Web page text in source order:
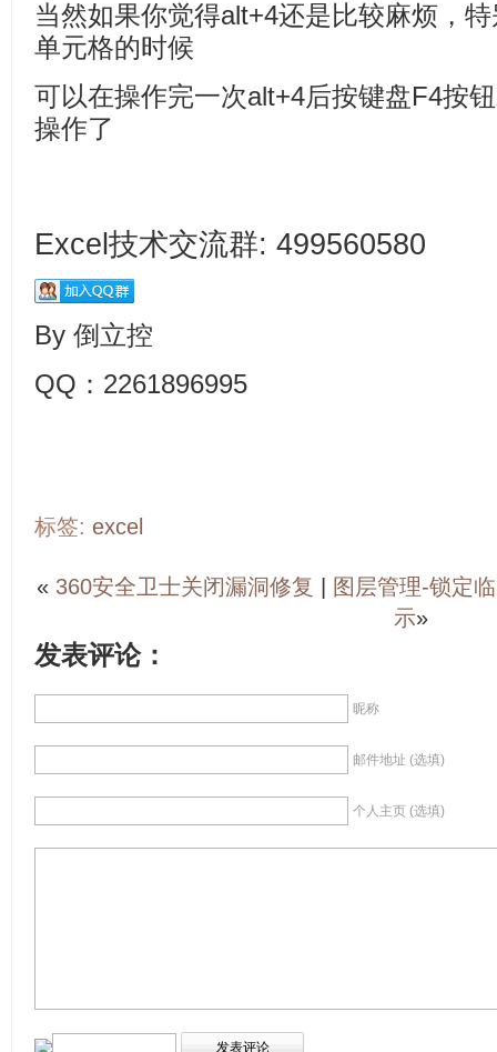
当然如果你觉得alt+4还是比较麻烦，
单元格的时候
可以在操作完一次alt+4后按键盘F4按
操作了
Excel技术交流群: 499560580
By 倒立控
QQ：2261896995
标签: excel
« 360安全卫士关闭漏洞修复
图层管理-锁定
示»
发表评论：
昵称
邮件地址 (选填)
个人主页 (选填)